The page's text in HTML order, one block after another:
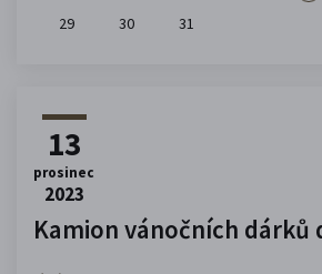
29
30 31
13
prosinec
2023
Kamion vánočních dárků